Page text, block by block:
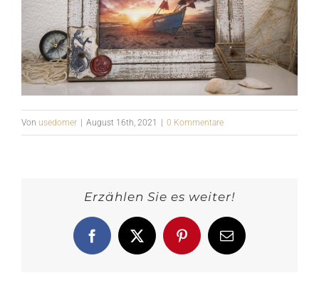
Von usedomer August 16th, 2021 0 Kommentare
Erzählen Sie es weiter!
Facebook
X PinterestE-
Mail